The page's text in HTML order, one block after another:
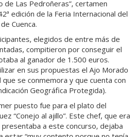
de Las Pedroñeras”, certamen
edición de la Feria Internacional del
Cuenca.
elegidos de entre más de
compitieron por conseguir el
al ganador de 1.500 euros.
en sus propuestas el Ajo Morado
se conmemora y que cuenta con
Geográfica Protegida).
puesto fue para el plato del
“Conejo al ajillo”. Este chef, que era
a este concurso, dejaba